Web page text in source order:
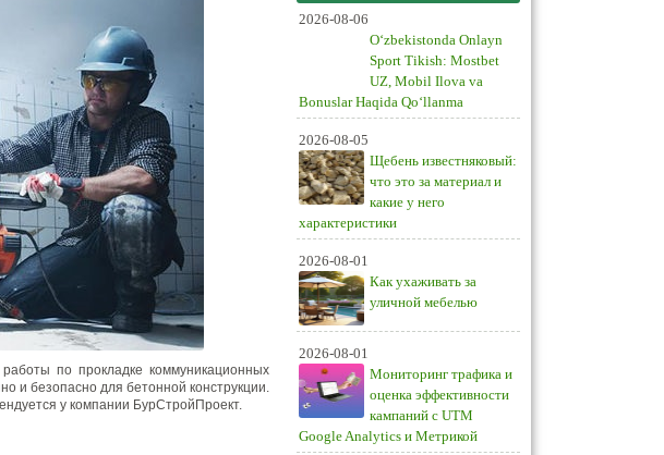
по прокладке коммуникационных
и безопасно для бетонной конструкции.
у компании БурСтройПроект.
2026-08-06
O‘zbekistonda Onlayn
Sport Tikish: Mostbet
UZ, Mobil Ilova va
Bonuslar Haqida Qo‘llanma
2026-08-05
Щебень известняковый:
что это за материал и
какие у него
характеристики
2026-08-01
Как ухаживать за
уличной мебелью
2026-08-01
Мониторинг трафика и
оценка эффективности
кампаний с UTM
Google Analytics и Метрикой